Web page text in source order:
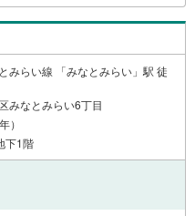
を明確にしていきません
みらい線 「みなとみらい」駅 徒
みなとみらい6丁目
）
下1階